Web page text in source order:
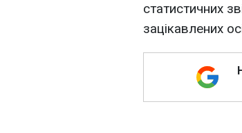
статистичних
зацікавлених